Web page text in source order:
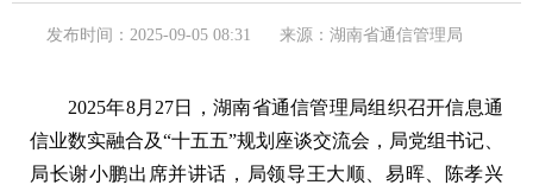
发布时间：2025-09-05 08:31 来源：湖南省通信管理局
2025年8月27日，湖南省通信管理局组织召开信息通
信业数实融合及“十五五”规划座谈交流会，局党组书记、
局长谢小鹏出席并讲话，局领导王大顺、易晖、陈孝兴